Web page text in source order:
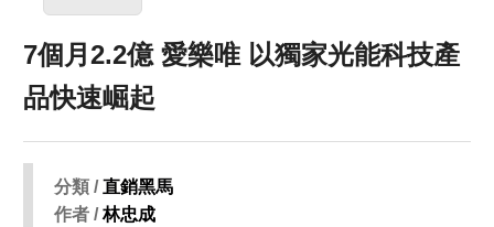
7個月2.2億 愛樂唯 以獨家光能科技產
品快速崛起
分類 /直銷黑馬
作者 /林忠成